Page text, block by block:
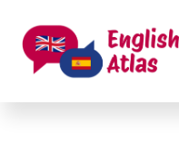
contenido